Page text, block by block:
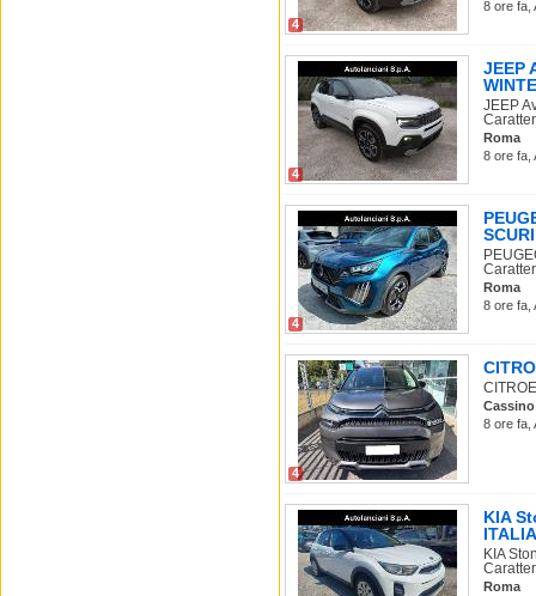
4
8 ore fa,
4
JEEP
JEEP
Roma
8 ore fa,
4
Roma
8 ore fa,
4
Cassino
8 ore fa,
KIA
KIA
Roma